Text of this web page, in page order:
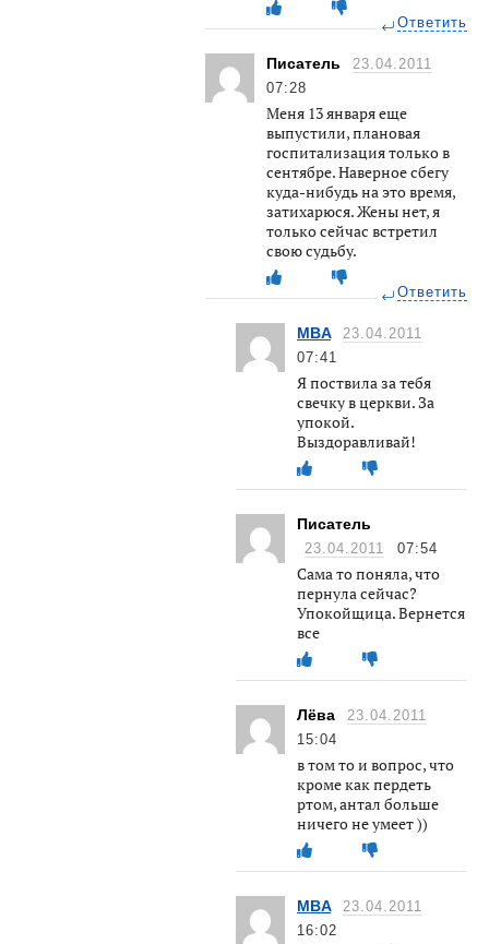
Ответить
Писатель
23.04.2011
07:28
Меня 13 января еще
выпустили, плановая
госпитализация только в
сентябре. Наверное сбегу
куда-нибудь на это время,
затихарюся. Жены нет, я
только сейчас встретил
свою судьбу.
Ответить
MBA
23.04.2011
07:41
Я поствила за тебя
свечку в церкви. За
упокой.
Выздоравливай!
Писатель
23.04.2011 07:54
Сама то поняла, что
пернула сейчас?
Упокойщица. Вернется
все
Лёва
23.04.2011
15:04
в том то и вопрос, что
кроме как пердеть
ртом, антал больше
ничего не умеет ))
MBA
23.04.2011
16:02